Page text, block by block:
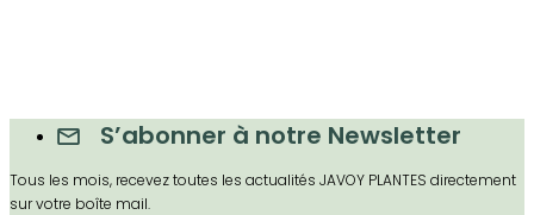
S’abonner à notre Newsletter
Tous les mois, recevez toutes les actualités JAVOY PLANTES directement
sur votre boîte mail.